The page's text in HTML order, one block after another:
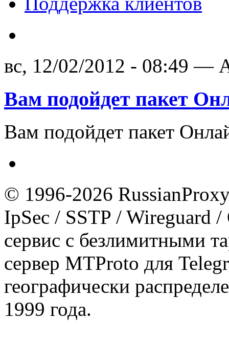
вс, 12/02/2012 - 08:49 —
Вам подойдет пакет
Вам подойдет пакет
© 1996-2026
IpSec / SSTP / Wireguard
сервис с безлимитными
сервер MTProto для
географически
1999 года.